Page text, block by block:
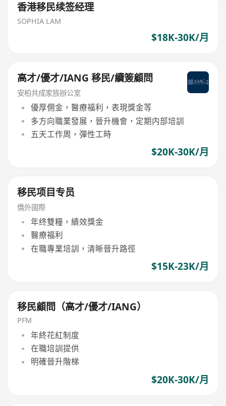
香港移民续签经理
SOPHIA LAM
$18K-30K/月
高才/優才/IANG 移民/續簽顧問
安柏共成家族辦公室
優厚佣金，醫療福利，表現獎金等
多方向職業發展，晉升機會，定期内部培訓
五天工作周，彈性工時
$20K-30K/月
移民项目专员
僑外國際
年终雙糧，績效獎金
醫療福利
在職專業培訓，清晰晉升路徑
$15K-23K/月
移民顧問（高才/優才/IANG）
PFM
年終花紅制度
在職培訓提供
明確晉升階梯
$20K-30K/月